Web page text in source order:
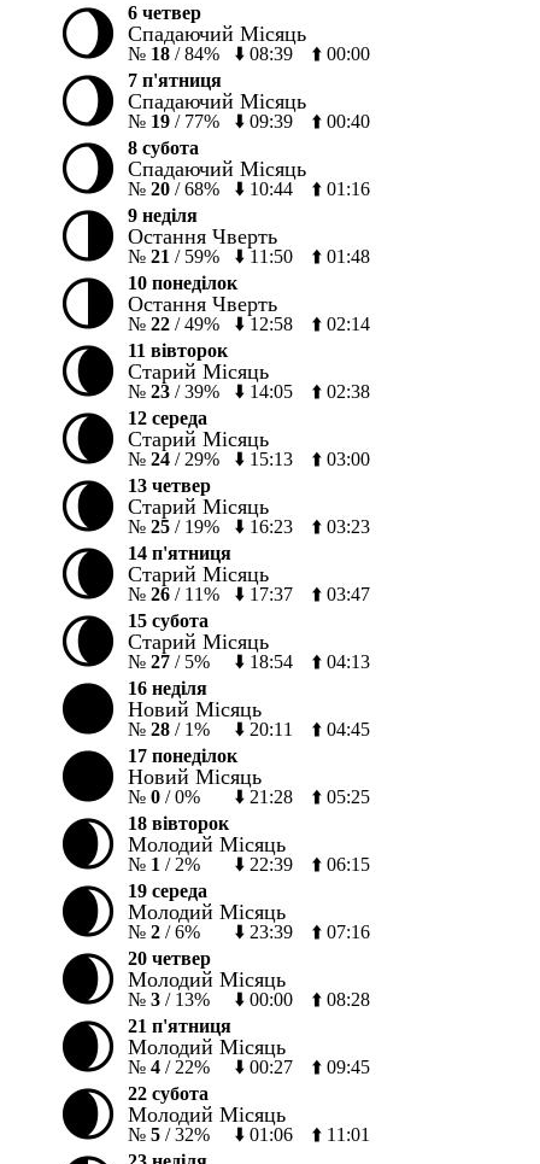
🌖 6 четвер
Спадаючий Місяць
№ 18 /84% ⬇️ 08:39 ⬆️ 00:00
🌖 7 п'ятниця
Спадаючий Місяць
№ 19 / 77% ⬇️ 09:39 ⬆️ 00:40
🌖 8 субота
Спадаючий Місяць
№ 20 /68% ⬇️ 10:44 ⬆️ 01:16
🌗 9 неділя
Остання Чверть
№ 21 / 59% ⬇️ 11:50 ⬆️ 01:48
🌗 10 понеділок
Остання Чверть
№ 22 /49% ⬇️ 12:58 ⬆️ 02:14
🌘 11 вівторок
Старий Місяць
№ 23 /39% ⬇️ 14:05 ⬆️ 02:38
🌘 12 середа
Старий Місяць
№ 24 / 29% ⬇️ 15:13 ⬆️ 03:00
🌘 13 четвер
Старий Місяць
№ 25 / 19% ⬇️ 16:23 ⬆️ 03:23
🌘 14 п'ятниця
Старий Місяць
№ 26 / 11% ⬇️ 17:37 ⬆️ 03:47
🌘 15 субота
Старий Місяць
№ 27 / 5% ⬇️ 18:54 ⬆️ 04:13
🌑 16 неділя
Новий Місяць
№ 28 / 1% ⬇️ 20:11 ⬆️ 04:45
🌑 17 понеділок
Новий Місяць
№ 0 /0% ⬇️ 21:28 ⬆️ 05:25
🌒 18 вівторок
Молодий Місяць
№ 1 / 2% ⬇️ 22:39 ⬆️ 06:15
🌒 19 середа
Молодий Місяць
№ 2 /6% ⬇️ 23:39 ⬆️ 07:16
🌒 20 четвер
Молодий Місяць
№ 3 / 13% ⬇️ 00:00 ⬆️ 08:28
🌒 21 п'ятниця
Молодий Місяць
№ 4 / 22% ⬇️ 00:27 ⬆️ 09:45
🌒 22 субота
Молодий Місяць
№ 5 /32% ⬇️ 01:06 ⬆️ 11:01